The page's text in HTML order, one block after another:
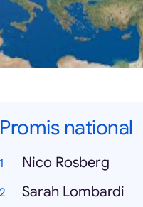
Promis national
Nico Rosberg
Sarah Lombardi